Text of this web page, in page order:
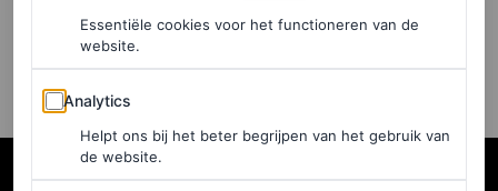
Essentiële cookies voor het functioneren van de
website.
Analytics
Analytics
Helpt ons bij het beter begrijpen van het gebruik van
de website.